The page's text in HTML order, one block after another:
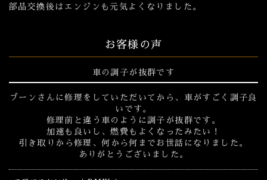
部品交換後はエンジンも元気よくなりました。
お客様の声
車の調子が抜群です
ブーンさんに修理をしていただいてから、車がすごく調子良
いです。
修理前と違う車のように調子が抜群です。
加速も良いし、燃費もよくなったみたい！
引き取りから修理、何から何までお世話になりました。
ありがとうございました。